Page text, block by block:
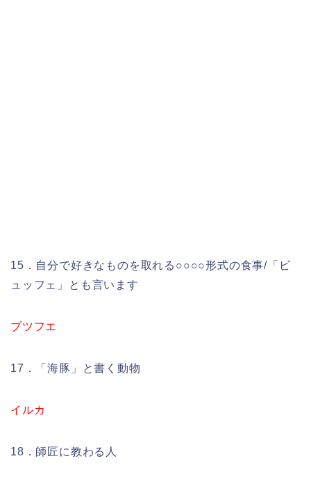
15．自分で好きなものを取れる○○○○形式の食事/「ビ
ュッフェ」とも言います
ブツフエ
17．「海豚」と書く動物
イルカ
18．師匠に教わる人